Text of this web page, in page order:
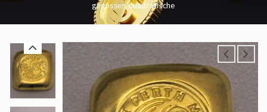
gegossen quadratische